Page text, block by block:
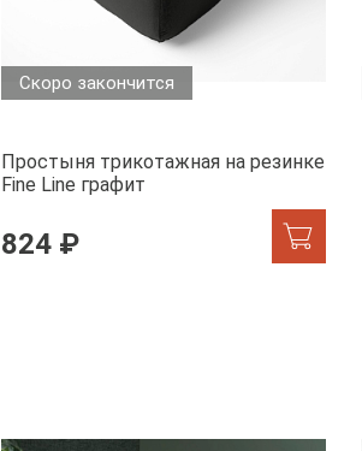
Скоро закончится
Простыня трикотажная на резинке
Fine Line графит
824 ₽